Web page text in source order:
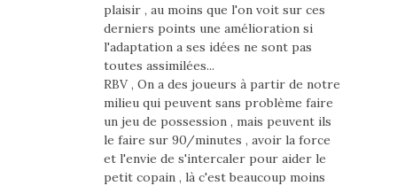
plaisir , au moins que l'on voit sur ces
derniers points une amélioration si
l'adaptation a ses idées ne sont pas
toutes assimilées...
RBV , On a des joueurs à partir de notre
milieu qui peuvent sans problème faire
un jeu de possession , mais peuvent ils
le faire sur 90/minutes , avoir la force
et l'envie de s'intercaler pour aider le
petit copain , là c'est beaucoup moins